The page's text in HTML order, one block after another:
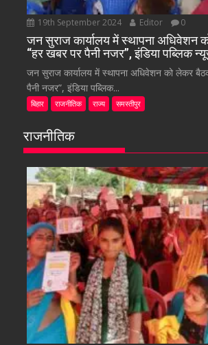
19th September 2024 Editor 0
जन सुराज कार्यालय में स्थापना अधिवेशन
“हर खबर पर पैनी नजर”, इंडिया पब्लिक
जन सुराज कार्यालय में स्थापना अधिवेशन को लेकर
पैनी नजर”, इंडिया पब्लिक...
बिहार राजनीतिक राज्य समस्तीपुर
राजनीतिक